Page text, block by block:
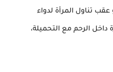
تناول المرأة لدواء
الرحم مع التحميلة،